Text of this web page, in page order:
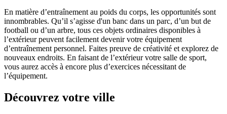
En matière d’entraînement au poids du corps, les opportunités sont
innombrables. Qu’il s’agisse d'un banc dans un parc, d’un but de
football ou d’un arbre, tous ces objets ordinaires disponibles à
l’extérieur peuvent facilement devenir votre équipement
d’entraînement personnel. Faites preuve de créativité et explorez de
nouveaux endroits. En faisant de l’extérieur votre salle de sport,
vous aurez accès à encore plus d’exercices nécessitant de
l’équipement.
Découvrez votre ville